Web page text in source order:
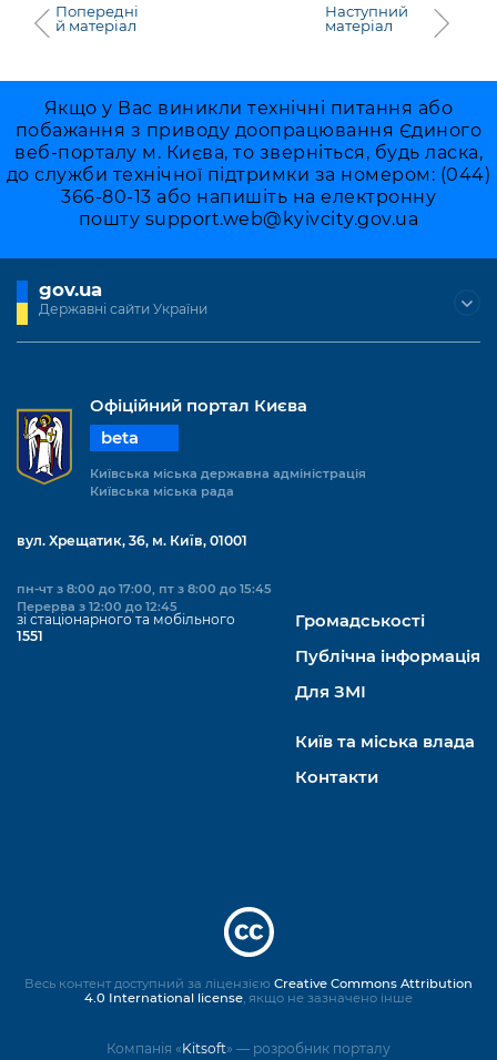
Попередні
й матеріал
Наступний
матеріал
Якщо у Вас виникли технічні питання або
побажання з приводу доопрацювання Єдиного
веб-порталу м. Києва, то зверніться, будь ласка,
до служби технічної підтримки за номером: (044)
366-80-13 або напишіть на електронну
пошту support.web@kyivcity.gov.ua
gov.ua
Державні сайти України
Офіційний портал Києва
beta
Київська міська державна адміністрація
Київська міська рада
вул. Хрещатик, 36, м. Київ, 01001
пн-чт з 8:00 до 17:00, пт з 8:00 до 15:45
Перерва з 12:00 до 12:45
зі стаціонарного та мобільного
1551
Громадськості
Публічна інформація
Для ЗМІ
Київ та міська влада
Контакти
Компанія «Kitsoft» — розробник порталу
Весь контент доступний за ліцензією Creative Commons Attribution
4.0 International license, якщо не зазначено інше